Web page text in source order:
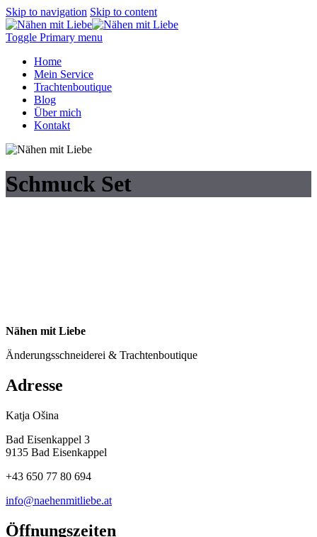
Skip to navigation Skip to content
Toggle Primary menu
Home
Mein Service
Trachtenboutique
Blog
Über mich
Kontakt
Schmuck Set
Nähen mit Liebe
Änderungsschneiderei & Trachtenboutique
Adresse
Katja Ošina
Bad Eisenkappel 3
9135 Bad Eisenkappel
+43 650 77 80 694
info@naehenmitliebe.at
Öffnungszeiten